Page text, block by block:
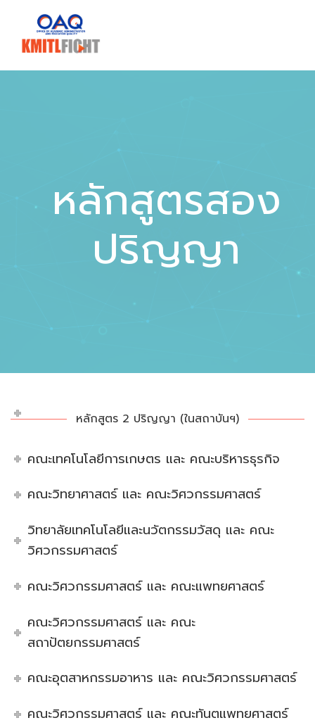
หลักสูตรสอง
ปริญญา
หลักสูตร 2 ปริญญา (ในสถาบันฯ)
คณะเทคโนโลยีการเกษตร และ คณะบริหารธุรกิจ
คณะวิทยาศาสตร์ และ คณะวิศวกรรมศาสตร์
วิทยาลัยเทคโนโลยีและนวัตกรรมวัสดุ และ คณะ
วิศวกรรมศาสตร์
คณะวิศวกรรมศาสตร์ และ คณะแพทยศาสตร์
คณะวิศวกรรมศาสตร์ และ คณะ
สถาปัตยกรรมศาสตร์
คณะอุตสาหกรรมอาหาร และ คณะวิศวกรรมศาสตร์
คณะวิศวกรรมศาสตร์ และ คณะทันตแพทยศาสตร์